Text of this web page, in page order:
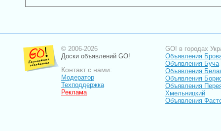
© 2006-2026
Доски объявлений GO!
Контакт с нами:
Модератор
Техподдержка
Реклама
GO! в городах
Объявления
Объявления Буча
Объявления
Объявления
Объявления
Хмельницкий
Объявления